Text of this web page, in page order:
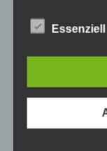
das
durch
oder die
Löschen
d)
Essenziell